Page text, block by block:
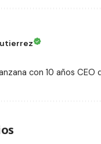
con 10 años CEO